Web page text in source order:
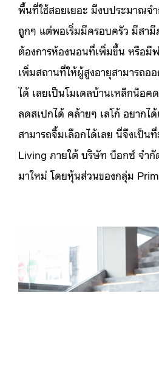
พื้นที่ใช้สอยเยอะ มีงบประมาณจ
ถูกๆ แต่พอเริ่มมีครอบครัว มีสามี
ต้องการห้องนอนที่เพิ่มขึ้น หรือมี
เพิ่มสถานที่ให้ผู้สูงอายุสามารถอ
ได้ เลยเป็นโมเดลบ้านเหล็กน็อค
ลดสเปกได้ คล้ายๆ เลโก้ อยากไ
สามารถจิ้มเลือกได้เลย นี่จึงเป็น
Living ภายใต้ บริษัท บ็อกซ์ จำ
มาใหม่ โดยหุ้นส่วนของกลุ่ม